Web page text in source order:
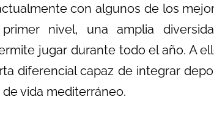
con algunos de los
primer nivel, una amplia
jugar durante todo el año. A
diferencial capaz de integrar
vida mediterráneo.